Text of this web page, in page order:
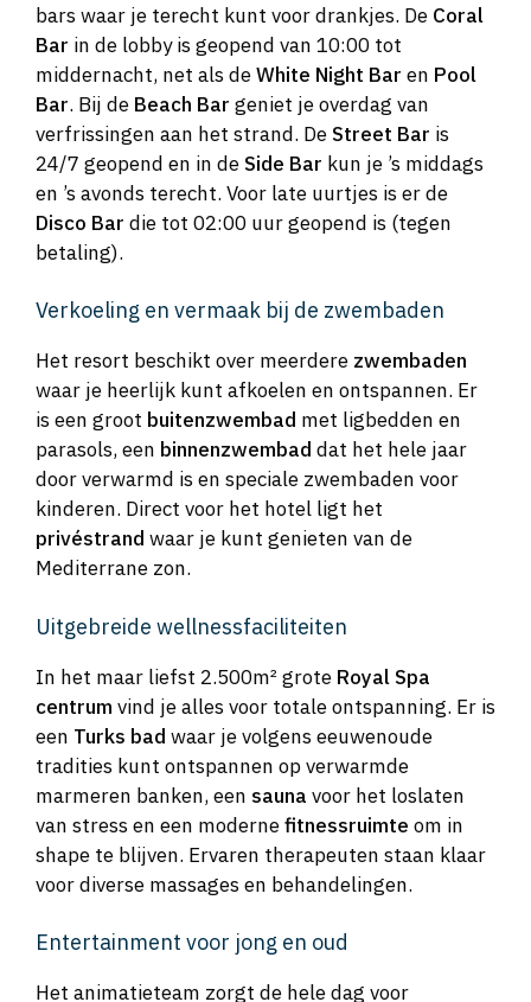
bars waar je terecht kunt voor drankjes. De Coral
Bar in de lobby is geopend van 10:00 tot
middernacht, net als deWhite Night Bar en Pool
Bar. Bij de Beach Bar geniet je overdag van
verfrissingen aan het strand. DeStreet Bar is
24/7 geopend en in deSide Bar kun je ’s middags
en ’s avonds terecht. Voor late uurtjes is er de
Disco Bar die tot 02:00 uur geopend is (tegen
betaling).
Verkoeling en vermaak bij de zwembaden
Het resort beschikt over meerdere zwembaden
waar je heerlijk kunt afkoelen en ontspannen. Er
is een groot buitenzwembad met ligbedden en
parasols, een binnenzwembad dat het hele jaar
door verwarmd is en speciale zwembaden voor
kinderen. Direct voor het hotel ligt het
privéstrand waar je kunt genieten van de
Mediterrane zon.
Uitgebreide wellnessfaciliteiten
In het maar liefst 2.500m² grote Royal Spa
centrum vind je alles voor totale ontspanning. Er is
een Turks bad waar je volgens eeuwenoude
tradities kunt ontspannen op verwarmde
marmeren banken, een sauna voor het loslaten
van stress en een modernefitnessruimte om in
shape te blijven. Ervaren therapeuten staan klaar
voor diverse massages en behandelingen.
Entertainment voor jong en oud
Het animatieteam zorgt de hele dag voor